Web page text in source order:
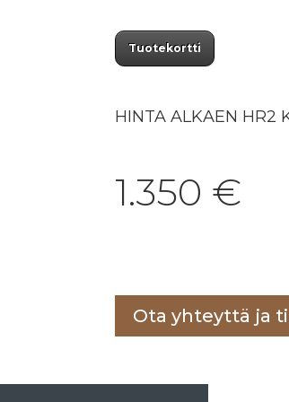
Tuotekortti
HINTA ALKAEN HR2
1.350 €
Ota yhteyttä ja